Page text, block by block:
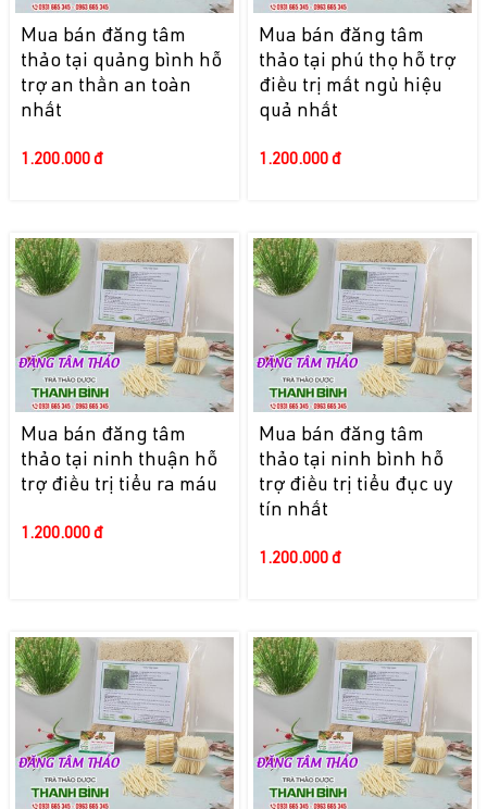
Mua bán đăng tâm
thảo tại quảng bình hỗ
trợ an thần an toàn
nhất
1.200.000 đ
Mua bán đăng tâm
thảo tại phú thọ hỗ trợ
điều trị mất ngủ hiệu
quả nhất
1.200.000 đ
Mua bán đăng tâm
thảo tại ninh thuận hỗ
trợ điều trị tiểu ra máu
1.200.000 đ
Mua bán đăng tâm
thảo tại ninh bình hỗ
trợ điều trị tiểu đục uy
tín nhất
1.200.000 đ